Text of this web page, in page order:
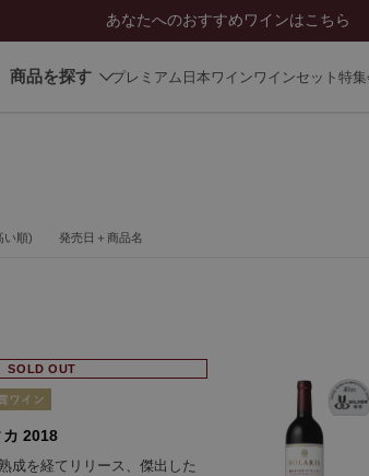
あなたへのおすすめワインはこちら
商品を探す プレミアム日本ワインワインセット 特集
い順) 発売日＋商品名
カ 2018
成を経てリリース、傑出した
SOLD OUT